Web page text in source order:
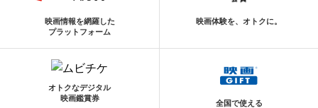
映画情報を網羅した
プラットフォーム
映画体験を、オトクに。
オトクなデジタル
映画鑑賞券
全国で使える